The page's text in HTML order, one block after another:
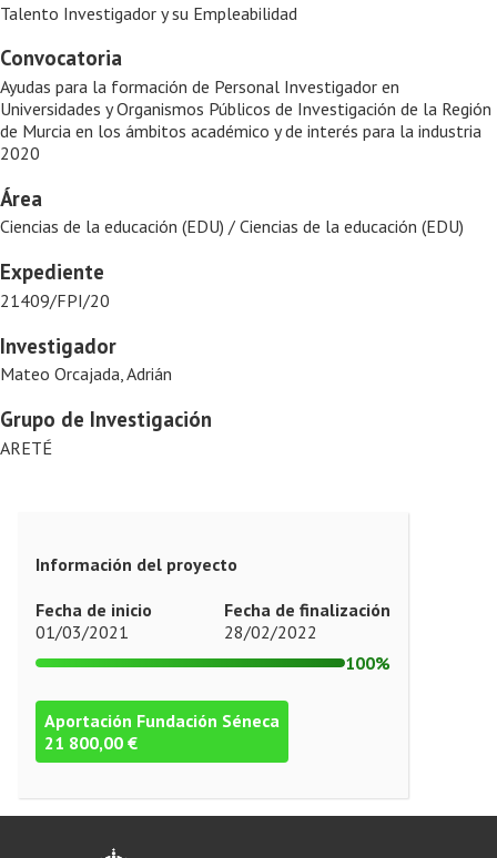
Talento Investigador y su Empleabilidad
Convocatoria
Ayudas para la formación de Personal Investigador en
Universidades y Organismos Públicos de Investigación de la Región
de Murcia en los ámbitos académico y de interés para la industria
2020
Área
Ciencias de la educación (EDU) / Ciencias de la educación (EDU)
Expediente
21409/FPI/20
Investigador
Mateo Orcajada, Adrián
Grupo de Investigación
ARETÉ
Información del proyecto
Fecha de inicio
01/03/2021
Fecha de finalización
28/02/2022
100%
Aportación Fundación Séneca
21 800,00 €